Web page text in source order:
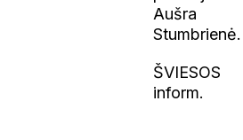
Aušra
Stumbrienė.
ŠVIESOS
inform.